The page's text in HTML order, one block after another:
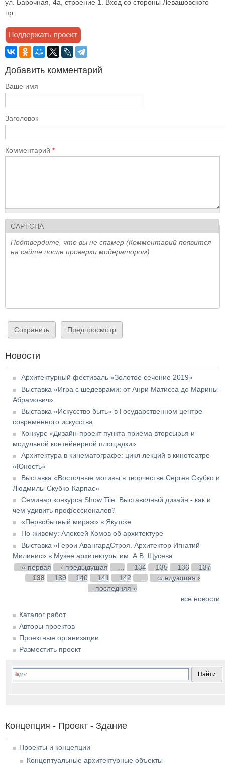
ул. Барочная, 4а, строение 1. Вход со стороны Левашовского
пр.
Добавить комментарий
Ваше имя
Заголовок
Комментарий *
CAPTCHA
Подтвердите, что вы не спамер (Комментарий появится
на сайте после проверки модератором)
Новости
Архитектурный фестиваль «Золотое сечение 2019»
Выставка «Игра с шедеврами: от Анри Матисса до Марины
Абрамович»
Выставка «Искусство быть» в Государственном центре
современного искусства
Конкурс «Дизайн-проект пункта приема вторсырья и
модульной контейнерной площадки»
Архитектура в кинематографе: цикл лекций в кинотеатре
«Юность»
Выставка «Восточные мотивы в творчестве Сергея Скубко и
Людмилы Скубко-Карпас»
Семинар конкурса Show Tile: Выставочный дизайн - как и
чем удивить профессионалов?
«Первобытный мираж» в Якутске
По-живому: Алексей Комов об архитектуре
Выставка «Герои АвангардСтроя. Архитектор Игнатий
Милинис» в Музее архитектуры им. А.В. Щусева
Страницы
« первая ‹ предыдущая 134 135 136
137
138
139 140 141 142
следующая ›
последняя »
все новости
Каталог работ
Авторы проектов
Проектные организации
Разместить проект
Концепция - Проект - Здание
Проекты и концепции
Концептуальные архитектурные объекты